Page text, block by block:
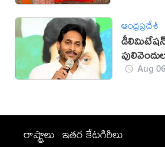
ఆంధ్రప్రదేశ్
Aug
రాష్ట్రాలు ఇతర కేటగిరీలు